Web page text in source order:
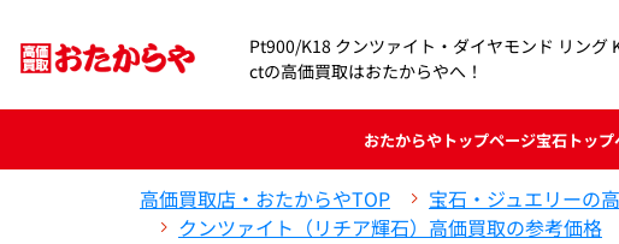
Pt900/K18 クンツァイト・ダイヤモンド リング
ctの高価買取はおたからやへ！
おたからやトップページ宝石トップ
高価買取店・おたからやTOP 宝石・ジュエリーの
クンツァイト（リチア輝石）高価買取の参考価格